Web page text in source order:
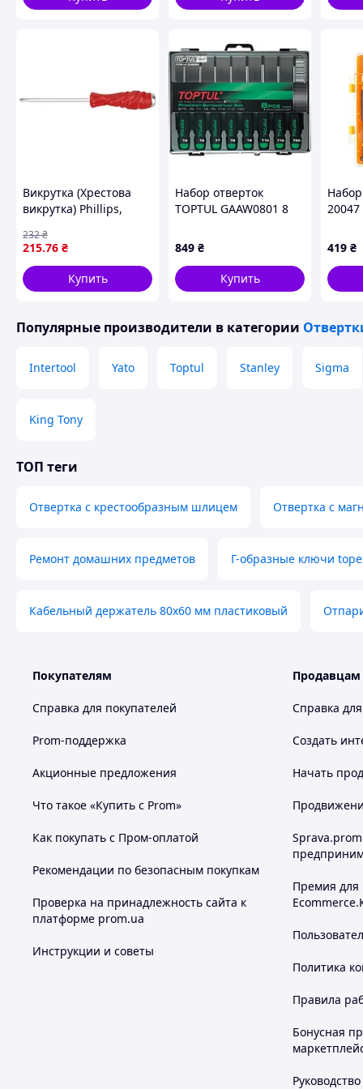
Викрутка (Хрестова
викрутка) Phillips,
125 мм, довжина 2:
235 мм, ручка:
ергономічний /
ударний / проти
215.76 ₴
232₴
Купить
Набор отверток
TOPTUL GAAW0801 8
849 ₴
Купить
20047
419 ₴
Популярные производители в категории
Intertool Yato Toptul Stanley Sigma
King Tony
ТОП теги
Отвертка с крестообразным шлицем Отвертка с
Ремонт домашних предметов Г-образные ключи
Кабельный держатель 80х60 мм пластиковый
Покупателям
Справка для покупателей
Prom-поддержка
Акционные предложения
Что такое «Купить с Prom»
Как покупать с Пром-оплатой
Рекомендации по безопасным покупкам
Проверка на принадлежность сайта к
платформе prom.ua
Инструкции и советы
Продавцам
Справка
Создать
Начать
Премия для
Политика
Правила
Бонусная